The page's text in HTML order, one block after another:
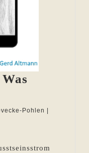
Pohlen Martina